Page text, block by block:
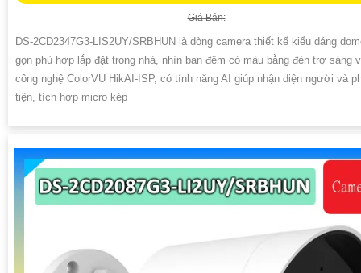
Giá Bán:
DS-2CD2347G3-LIS2UY/SRBHUN là dòng camera thiết kế kiểu dáng
gọn phù hợp lắp đặt trong nhà, nhìn ban đêm có màu bằng đèn trợ sáng
công nghệ ColorVU HikAI-ISP, có tính năng AI giúp nhận diện người và
tiện, tích hợp micro kép